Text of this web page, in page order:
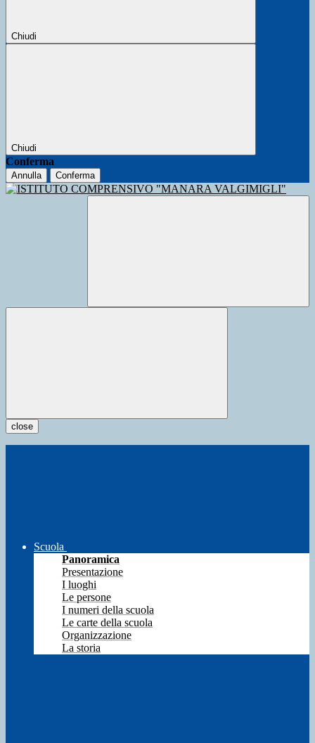
Chiudi
Chiudi
Conferma
Annulla Conferma
close
Scuola
Panoramica
Presentazione
I luoghi
Le persone
I numeri della scuola
Le carte della scuola
Organizzazione
La storia